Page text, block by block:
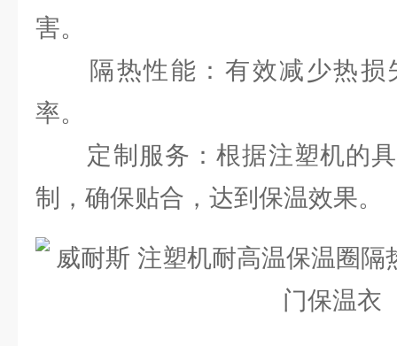
害。
隔热性能：有效减少热损
率。
定制服务：根据注塑机的具
制，确保贴合，达到保温效果。